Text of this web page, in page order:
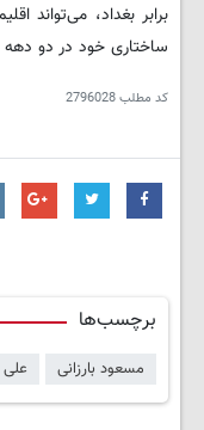
برابر بغداد، می‌تواند
ساختاری خود در دو
کد مطلب2796028
برچسب‌ها
مسعود بارزانی